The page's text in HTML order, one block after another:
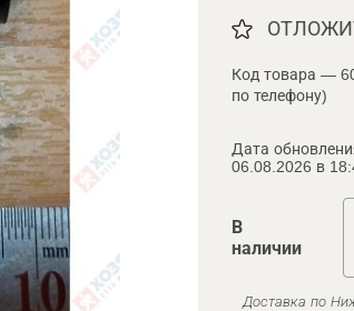
Код товара —
по телефону)
Дата
06.08.2026 в
В
наличии
Доставка по